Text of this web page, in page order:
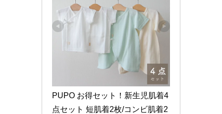
PUPO お得セット！新生児肌着4
点セット 短肌着2枚/コンビ肌着2